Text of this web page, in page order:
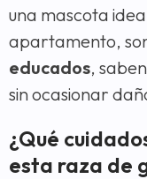
una mascota
apartamento,
educados,
sin ocasionar
¿Qué
esta raza de